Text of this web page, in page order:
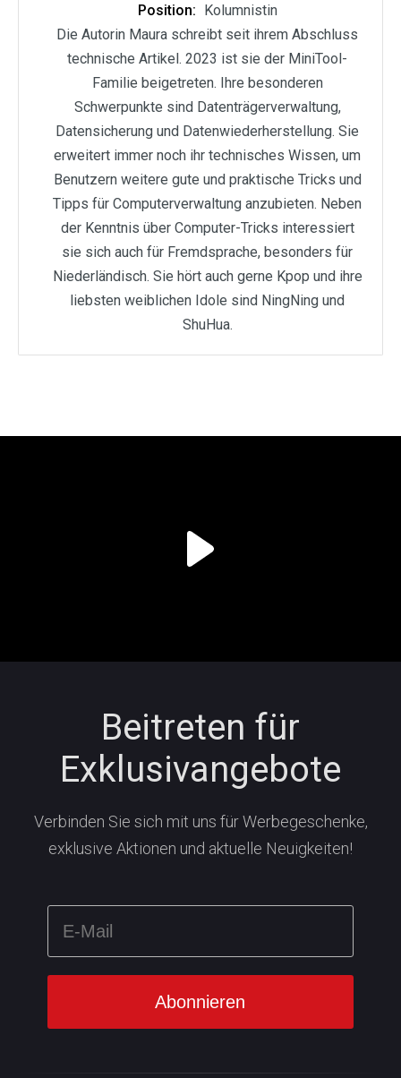
Position: Kolumnistin
Die Autorin Maura schreibt seit ihrem Abschluss
technische Artikel. 2023 ist sie der MiniTool-
Familie beigetreten. Ihre besonderen
Schwerpunkte sind Datenträgerverwaltung,
Datensicherung und Datenwiederherstellung. Sie
erweitert immer noch ihr technisches Wissen, um
Benutzern weitere gute und praktische Tricks und
Tipps für Computerverwaltung anzubieten. Neben
der Kenntnis über Computer-Tricks interessiert
sie sich auch für Fremdsprache, besonders für
Niederländisch. Sie hört auch gerne Kpop und ihre
liebsten weiblichen Idole sind NingNing und
ShuHua.
Beitreten für
Exklusivangebote
Verbinden Sie sich mit uns für Werbegeschenke,
exklusive Aktionen und aktuelle Neuigkeiten!